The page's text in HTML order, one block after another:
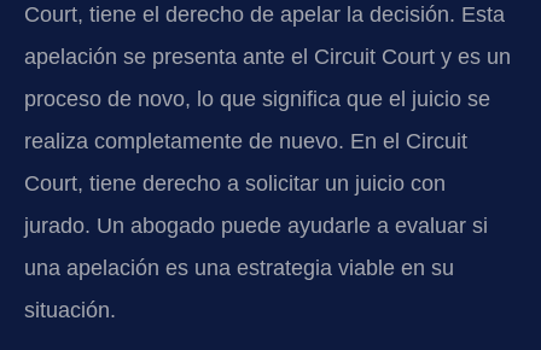
Court, tiene el derecho de apelar la decisión. Esta
apelación se presenta ante el Circuit Court y es un
proceso de novo, lo que significa que el juicio se
realiza completamente de nuevo. En el Circuit
Court, tiene derecho a solicitar un juicio con
jurado. Un abogado puede ayudarle a evaluar si
una apelación es una estrategia viable en su
situación.